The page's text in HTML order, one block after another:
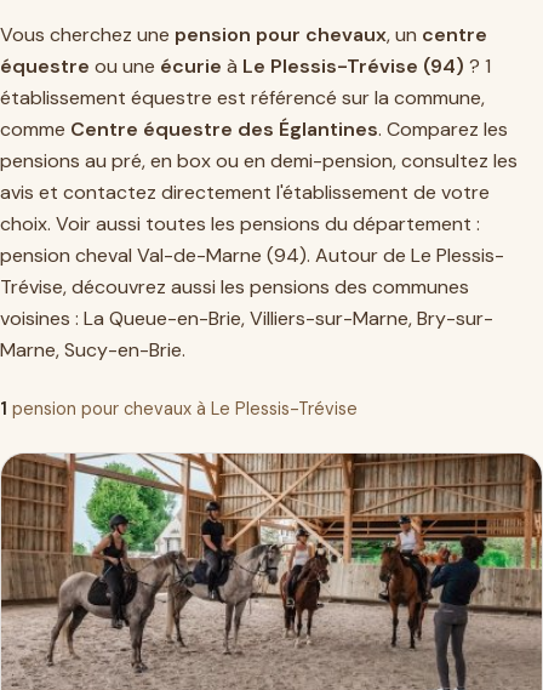
Vous cherchez une pension pour chevaux, un centre
équestre ou une écurie à Le Plessis-Trévise (94) ? 1
établissement équestre est référencé sur la commune,
comme Centre équestre des Églantines. Comparez les
pensions au pré, en box ou en demi-pension, consultez les
avis et contactez directement l'établissement de votre
choix. Voir aussi toutes les pensions du département :
pension cheval Val-de-Marne (94). Autour de Le Plessis-
Trévise, découvrez aussi les pensions des communes
voisines : La Queue-en-Brie,Villiers-sur-Marne,Bry-sur-
Marne,Sucy-en-Brie.
1 pension pour chevaux à Le Plessis-Trévise